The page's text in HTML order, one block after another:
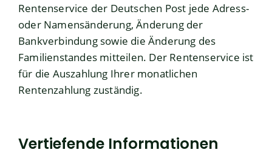
Rentenservice der Deutschen Post jede Adress-
oder Namensänderung, Änderung der
Bankverbindung sowie die Änderung des
Familienstandes mitteilen. Der Rentenservice ist
für die Auszahlung Ihrer monatlichen
Rentenzahlung zuständig.
Vertiefende Informationen